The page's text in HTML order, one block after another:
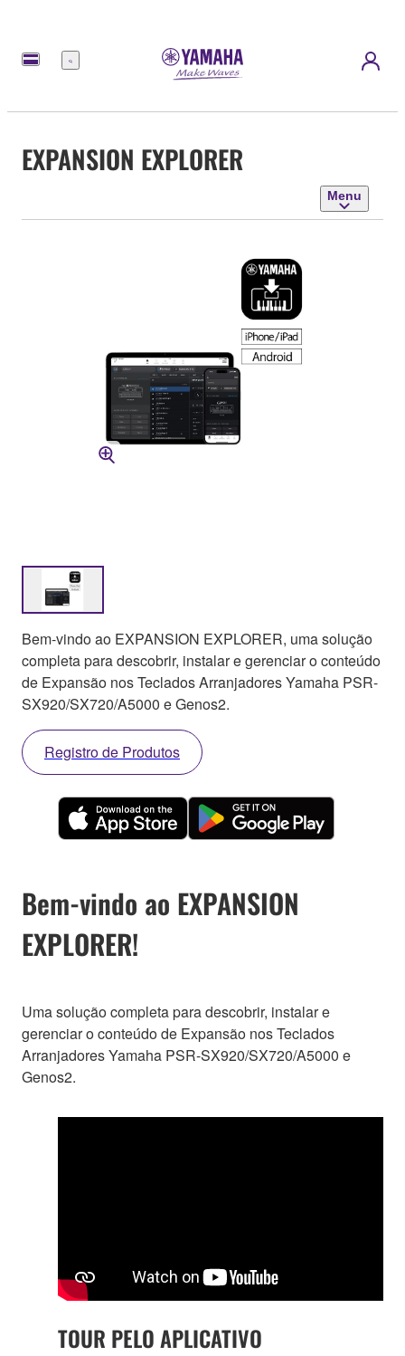
Menu
EXPANSION EXPLORER
Menu
Bem-vindo ao EXPANSION EXPLORER, uma solução
completa para descobrir, instalar e gerenciar o conteúdo
de Expansão nos Teclados Arranjadores Yamaha PSR-
SX920/SX720/A5000 e Genos2.
Registro de Produtos
Bem-vindo ao EXPANSION
EXPLORER!
Uma solução completa para descobrir, instalar e
gerenciar o conteúdo de Expansão nos Teclados
Arranjadores Yamaha PSR-SX920/SX720/A5000 e
Genos2.
TOUR PELO APLICATIVO